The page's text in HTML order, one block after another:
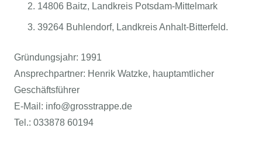
14806 Baitz, Landkreis Potsdam-Mittelmark
39264 Buhlendorf, Landkreis Anhalt-Bitterfeld.
Gründungsjahr: 1991
Ansprechpartner: Henrik Watzke, hauptamtlicher
Geschäftsführer
E-Mail: info@grosstrappe.de
Tel.: 033878 60194